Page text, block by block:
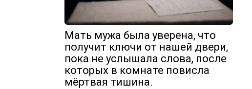
Мать мужа была уверена, что
получит ключи от нашей двери,
пока не услышала слова, после
которых в комнате повисла
мёртвая тишина.